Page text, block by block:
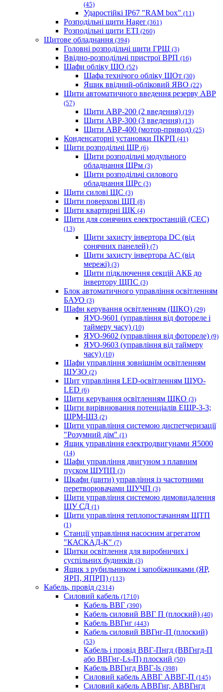
(45)
Ударостійкі IP67 "RAM box" (11)
Розподільні щити Hager (361)
Розподільні щити ETI (260)
Щитове обладнання (394)
Головні розподільчі щити ГРЩ (3)
Ввідно-розподільчі пристрої ВРП (16)
Шафи обліку ШО (52)
Шафа технічого обліку ШОт (30)
Ящик ввідний-обліковий ЯВО (22)
Щити автоматичного введення резерву АВР
(57)
Щити АВР-200 (2 введення) (19)
Щити АВР-300 (3 введення) (13)
Щити АВР-400 (мотор-привод) (25)
Конденсаторні установки ПКРП (41)
Щити розподільчі ЩР (6)
Щити розподільчі модульного
обладнання ЩРм (3)
Щити розподільчі силового
обладнання ЩРс (3)
Щити силові ЩС (3)
Щити поверхові ЩП (8)
Щити квартирні ЩК (4)
Щити для сонячних електростанцій (СЕС)
(13)
Щити захисту інвертора DC (від
сонячних панелей) (7)
Щити захисту інвертора AC (від
мережі) (3)
Щити підключення секцій АКБ до
інвертору ЩПС (3)
Блок автоматичного управління освітленням
БАУО (3)
Шафи керування освітленням (ШКО) (29)
ЯУО-9601 (управління від фотореле і
таймеру часу) (10)
ЯУО-9602 (управління від фотореле) (9)
ЯУО-9603 (управління від таймеру
часу) (10)
Шафи управління зовнішнім освітленням
ШУЗО (2)
Щит управління LED-освітленням ЩУО-
LED (6)
Щити керування освітленням ЩКО (3)
Щити вирівнювання потенціалів ЕЩР-3-3;
ЩРМ-ШЗ (2)
Щити управління системою диспетчеризації
"Розумний дім" (1)
Ящик управління електродвигунами Я5000
(14)
Шафи управління двигуном з плавним
пуском ШУПП (3)
Шкафи (щити) управління із частотними
перетворювачами ШУЧП (3)
Щити управління системою димовидалення
ЩУ СД (1)
Щити управління теплопостачанням ЩТП
(1)
Станції управління насосним агрегатом
"КАСКАД-К" (7)
Щитки освітлення для виробничих і
суспільних будинків (3)
Ящик з рубильником і запобіжниками (ЯР,
ЯРП, ЯПРП) (113)
Кабель, провід (2314)
Силовий кабель (1710)
Кабель ВВГ (390)
Кабель силовий ВВГ П (плоский) (40)
Кабель ВВГнг (443)
Кабель силовий ВВГнг-П (плоский)
(53)
Кабель і провід ВВГ-Пнгд (ВВГнгд-П
або ВВГнг-Ls-П) плоский (50)
Кабель ВВГнгд ВВГ-ls (398)
Силовий кабель АВВГ АВВГ-П (145)
Силовий кабель АВВГнг, АВВГнгд